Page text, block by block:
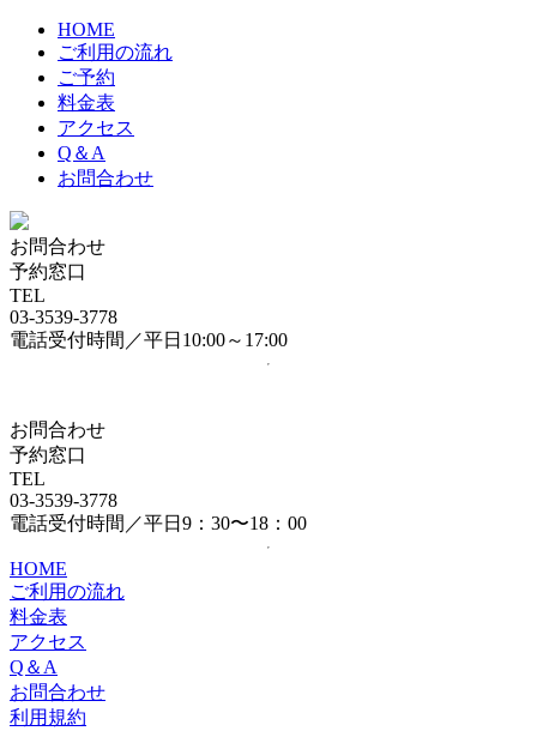
HOME
ご利用の流れ
ご予約
料金表
アクセス
Q＆A
お問合わせ
お問合わせ
予約窓口
TEL
03-3539-3778
電話受付時間／平日10:00～17:00
お問合わせ
予約窓口
TEL
03-3539-3778
電話受付時間／平日9：30〜18：00
HOME
ご利用の流れ
料金表
アクセス
Q＆A
お問合わせ
利用規約